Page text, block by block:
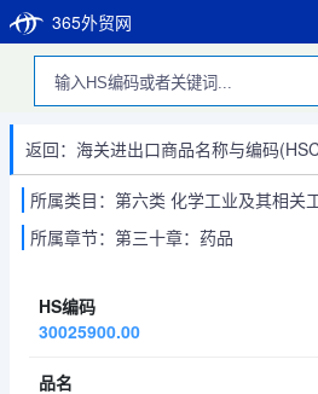
365外贸网
返回：海关进出口商品名称与编码
所属类目：第六类 化学工业及其相关
所属章节：第三十章：药品
30025900.00